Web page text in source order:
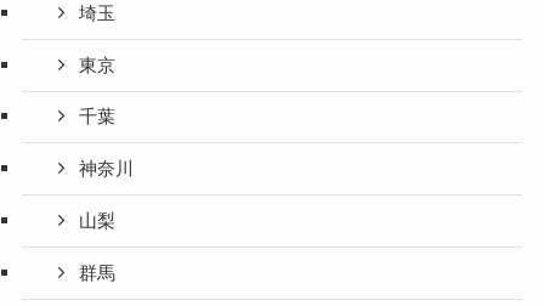
埼玉
東京
千葉
神奈川
山梨
群馬